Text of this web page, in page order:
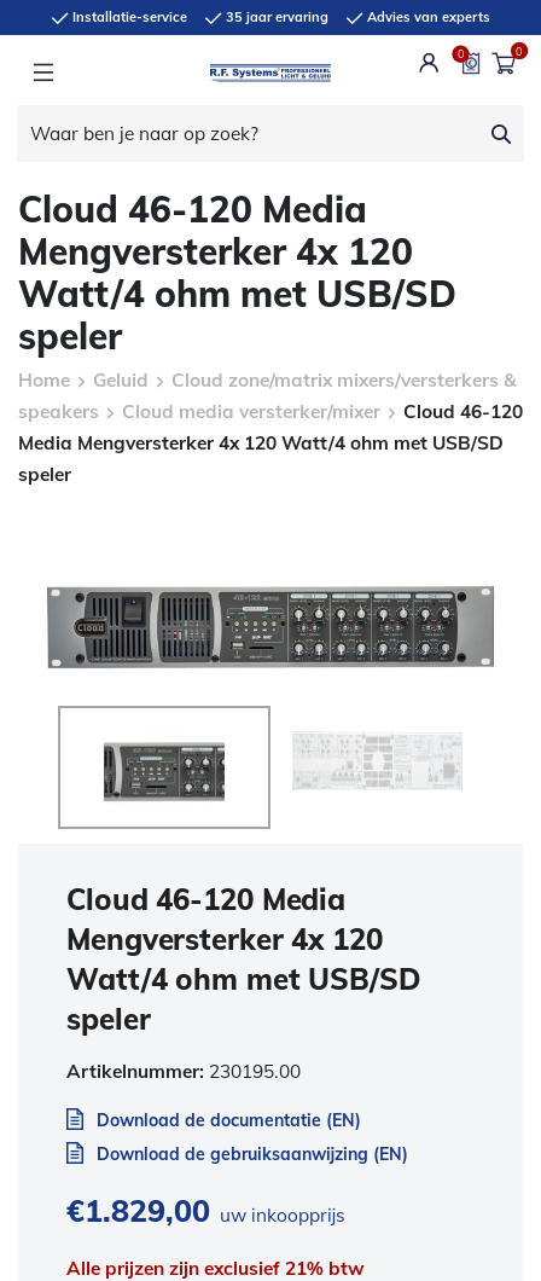
Installatie-service 35 jaar ervaring Advies van experts
0 0
Cloud 46-120 Media
Mengversterker 4x 120
Watt/4 ohm met USB/SD
speler
Home Geluid
Cloud zone/matrix mixers/versterkers &
speakers
Cloud media versterker/mixer
Cloud 46-120
Media Mengversterker 4x 120 Watt/4 ohm met USB/SD
speler
Cloud 46-120 Media
Mengversterker 4x 120
Watt/4 ohm met USB/SD
speler
Artikelnummer: 230195.00
Download de documentatie (EN)
Download de gebruiksaanwijzing (EN)
€1.829,00 uw inkoopprijs
Alle prijzen zijn exclusief 21% btw